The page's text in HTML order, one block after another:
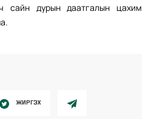
сайн дурын даатгалын цахим
ЖИРГЭХ